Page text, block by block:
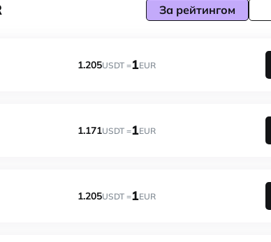
За рейтингом
1.205USDT =1EUR
1.171USDT =1EUR
1.205USDT =1EUR